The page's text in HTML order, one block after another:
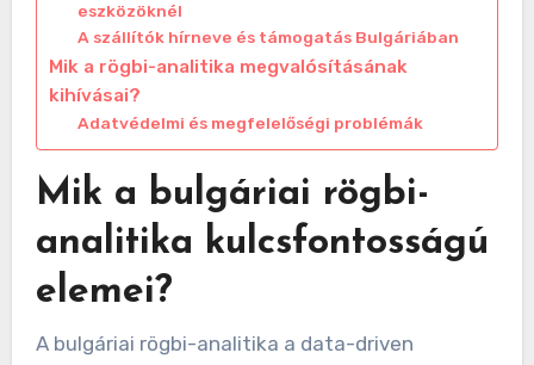
eszközöknél
A szállítók hírneve és támogatás Bulgáriában
Mik a rögbi-analitika megvalósításának
kihívásai?
Adatvédelmi és megfelelőségi problémák
Mik a bulgáriai rögbi-
analitika kulcsfontosságú
elemei?
A bulgáriai rögbi-analitika a data-driven